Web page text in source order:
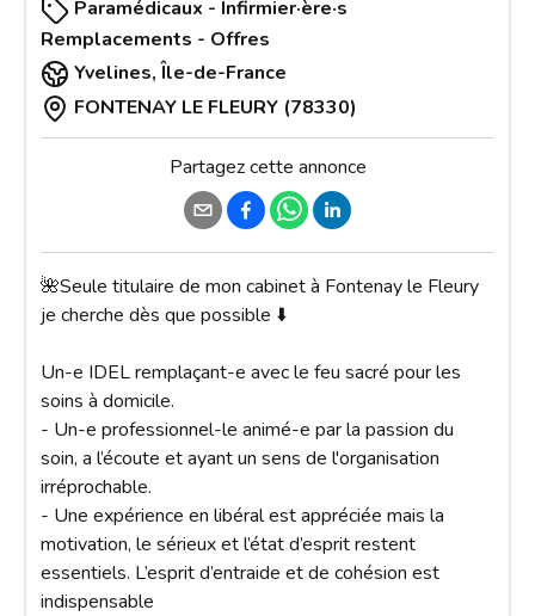
Paramédicaux - Infirmier·ère·s
Remplacements - Offres
Yvelines,Île-de-France
FONTENAY LE FLEURY (78330)
Partagez cette annonce
🌺Seule titulaire de mon cabinet à Fontenay le Fleury
je cherche dès que possible ⬇️
Un-e IDEL remplaçant-e avec le feu sacré pour les
soins à domicile.
- Un-e professionnel-le animé-e par la passion du
soin, a l’écoute et ayant un sens de l'organisation
irréprochable.
- Une expérience en libéral est appréciée mais la
motivation, le sérieux et l’état d’esprit restent
essentiels. L’esprit d’entraide et de cohésion est
indispensable